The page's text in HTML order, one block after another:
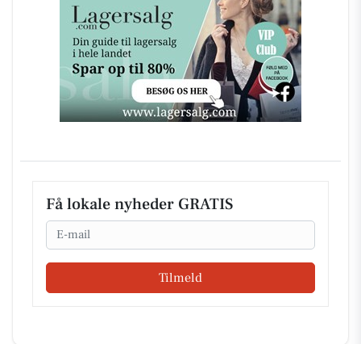
Få lokale nyheder GRATIS
Email
Tilmeld